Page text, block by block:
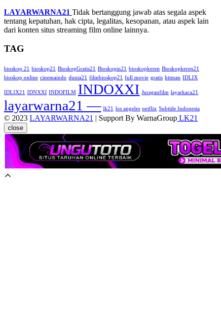
LAYARWARNA21 Tidak bertanggung jawab atas segala aspek
tentang kepatuhan, hak cipta, legalitas, kesopanan, atau aspek lain
dari konten situs streaming film online lainnya.
TAG
bioskop 21 bioskop21 BioskopGratis21 Bioskopin21 bioskopkeren Bioskopkeren21
bioskop online cinemaindo dunia21 filmbioskop21 full movie gratis hitman IDLIX
IDLIX21 IDNXXI INDOFILM INDOXXI Juraganfilm layarkaca21
layarwarna21 — lk21 los angeles netflix Subtitle Indonesia
© 2023 LAYARWARNA21 | Support By WarnaGroup LK21
close